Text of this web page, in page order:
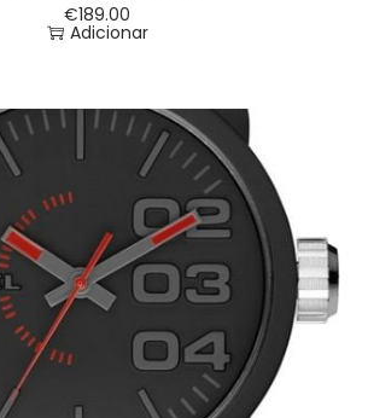
€189.00
Adicionar